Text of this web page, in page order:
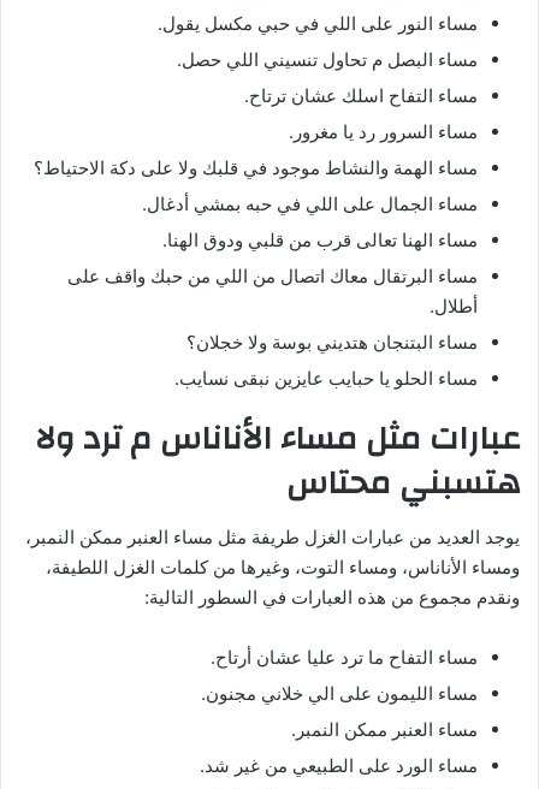
مساء النور على اللي في حبي مكسل يقول.
مساء البصل م تحاول تنسيني اللي حصل.
مساء التفاح اسلك عشان ترتاح.
مساء السرور رد يا مغرور.
مساء الهمة والنشاط موجود في قلبك ولا على دكة الاحتياط؟
مساء الجمال على اللي في حبه بمشي أدغال.
مساء الهنا تعالى قرب من قلبي ودوق الهنا.
مساء البرتقال معاك اتصال من اللي من حبك واقف على
أطلال.
مساء البتنجان هتديني بوسة ولا خجلان؟
مساء الحلو يا حبايب عايزين نبقى نسايب.
عبارات مثل مساء الأناناس م ترد ولا
هتسبني محتاس
يوجد العديد من عبارات الغزل طريفة مثل مساء العنبر ممكن النمبر،
ومساء الأناناس، ومساء التوت، وغيرها من كلمات الغزل اللطيفة،
ونقدم مجموع من هذه العبارات في السطور التالية:
مساء التفاح ما ترد عليا عشان أرتاح.
مساء الليمون على الي خلاني مجنون.
مساء العنبر ممكن النمبر.
مساء الورد على الطبيعي من غير شد.